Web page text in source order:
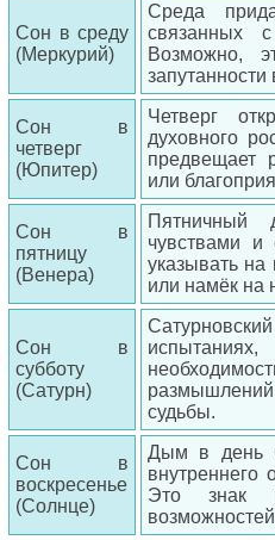
Сон в среду
(Меркурий)
Среда
связанных
Возможно,
запутанности
Сон в
четверг
(Юпитер)
Четверг
духовного
предвещает
или
Сон в
пятницу
(Венера)
Пятничный
чувствами
указывать на
или намёк на
Сон в
субботу
(Сатурн)
судьбы.
Сон в
воскресенье
(Солнце)
Дым в день
внутреннего
Это знак